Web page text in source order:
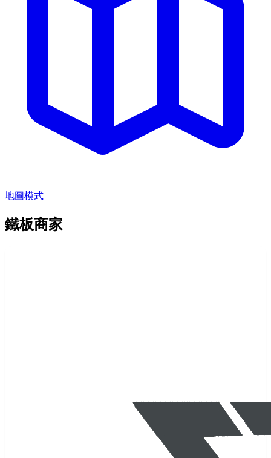
地圖模式
鐵板商家